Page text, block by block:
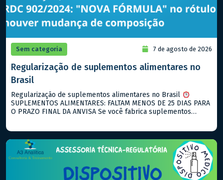
Sem categoria 7 de agosto de 2026
Regularização de suplementos alimentares no
Brasil
Regularização de suplementos alimentares no Brasil
SUPLEMENTOS ALIMENTARES: FALTAM MENOS DE 25 DIAS PARA
O PRAZO FINAL DA ANVISA Se você fabrica suplementos
990/2025: descreve […]